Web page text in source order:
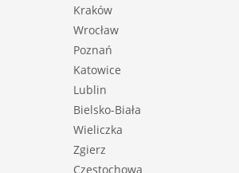
Kraków
Wrocław
Poznań
Katowice
Lublin
Bielsko-Biała
Wieliczka
Zgierz
Częstochowa